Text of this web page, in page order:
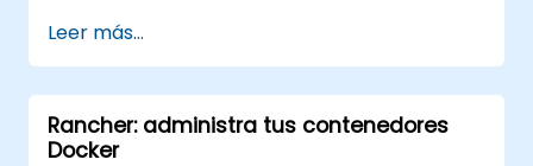
https://training.linuxfoundation.org/
kubernetes-application-developer-
ckad/
Leer más...
Rancher: administra tus contenedores
Docker